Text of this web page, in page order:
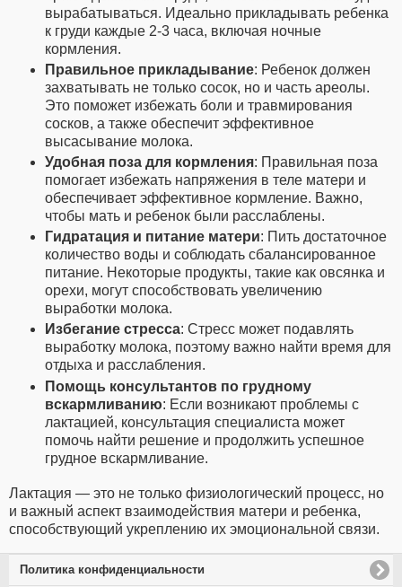
вырабатываться. Идеально прикладывать ребенка
к груди каждые 2-3 часа, включая ночные
кормления.
Правильное прикладывание: Ребенок должен
захватывать не только сосок, но и часть ареолы.
Это поможет избежать боли и травмирования
сосков, а также обеспечит эффективное
высасывание молока.
Удобная поза для кормления: Правильная поза
помогает избежать напряжения в теле матери и
обеспечивает эффективное кормление. Важно,
чтобы мать и ребенок были расслаблены.
Гидратация и питание матери: Пить достаточное
количество воды и соблюдать сбалансированное
питание. Некоторые продукты, такие как овсянка и
орехи, могут способствовать увеличению
выработки молока.
Избегание стресса: Стресс может подавлять
выработку молока, поэтому важно найти время для
отдыха и расслабления.
Помощь консультантов по грудному
вскармливанию: Если возникают проблемы с
лактацией, консультация специалиста может
помочь найти решение и продолжить успешное
грудное вскармливание.
Лактация — это не только физиологический процесс, но
и важный аспект взаимодействия матери и ребенка,
способствующий укреплению их эмоциональной связи.
Политика конфиденциальности